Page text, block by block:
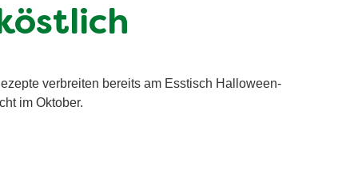
verbreiten bereits am Esstisch Halloween-
im Oktober.